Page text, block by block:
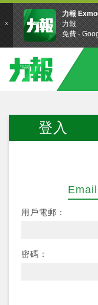
登入
用戶電郵：
密碼：